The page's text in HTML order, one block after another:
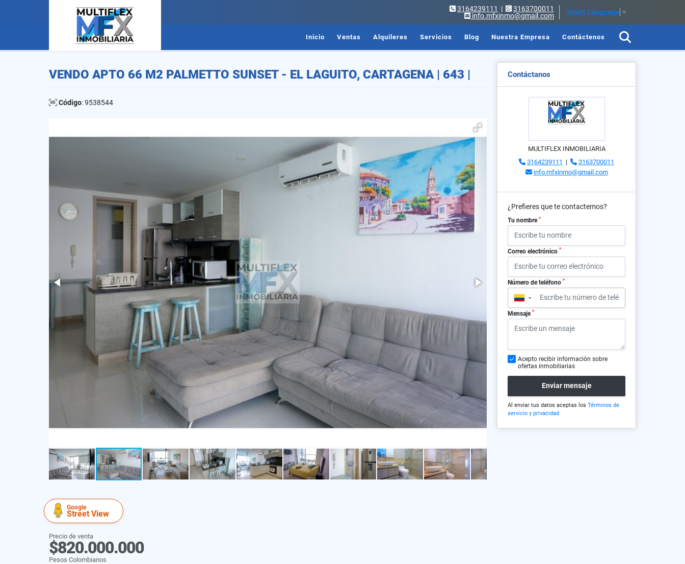
3164239111 |
3163700011
info.mfxinmo@gmail.com
Select Language ▼
Inicio Ventas Alquileres Servicios Blog Nuestra Empresa Contáctenos
VENDO APTO 66 M2 PALMETTO SUNSET - EL LAGUITO, CARTAGENA | 643 |
Código: 9538544
Google
Street View
Precio de venta
$820.000.000
Pesos Colombianos
Contáctanos
MULTIFLEX INMOBILIARIA
3164239111 |
3163700011
info.mfxinmo@gmail.com
¿Prefieres que te contactemos?
Tu nombre *
Correo electrónico *
Número de teléfono *
▼
Mensaje *
Acepto recibir información sobre
ofertas inmobiliarias
Enviar mensaje
Al enviar tus datos aceptas los Términos de
servicio y privacidad